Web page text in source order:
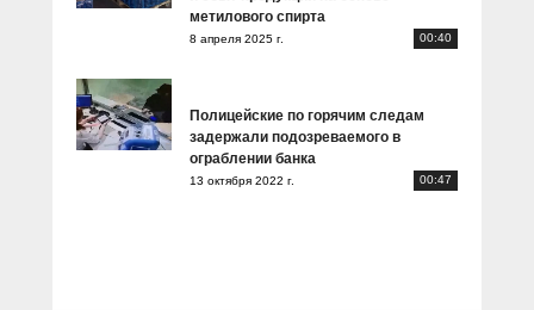
метилового спирта
8 апреля 2025 г. 00:40
Полицейские по горячим следам
задержали подозреваемого в
ограблении банка
13 октября 2022 г. 00:47